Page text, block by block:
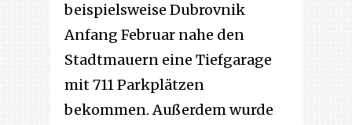
beispielsweise Dubrovnik
Anfang Februar nahe den
Stadtmauern eine Tiefgarage
mit 711 Parkplätzen
bekommen. Außerdem wurde